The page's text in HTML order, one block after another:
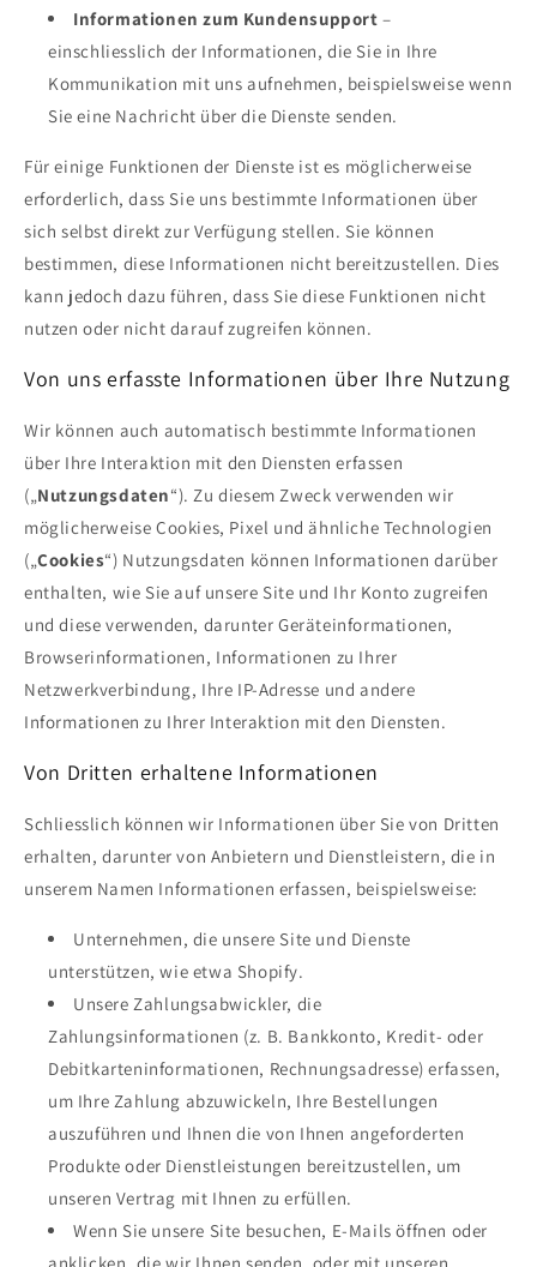
Informationen zum Kundensupport –
einschliesslich der Informationen, die Sie in Ihre
Kommunikation mit uns aufnehmen, beispielsweise wenn
Sie eine Nachricht über die Dienste senden.
Für einige Funktionen der Dienste ist es möglicherweise
erforderlich, dass Sie uns bestimmte Informationen über
sich selbst direkt zur Verfügung stellen. Sie können
bestimmen, diese Informationen nicht bereitzustellen. Dies
kann jedoch dazu führen, dass Sie diese Funktionen nicht
nutzen oder nicht darauf zugreifen können.
Von uns erfasste Informationen über Ihre Nutzung
Wir können auch automatisch bestimmte Informationen
über Ihre Interaktion mit den Diensten erfassen
(„Nutzungsdaten“). Zu diesem Zweck verwenden wir
möglicherweise Cookies, Pixel und ähnliche Technologien
(„Cookies“) Nutzungsdaten können Informationen darüber
enthalten, wie Sie auf unsere Site und Ihr Konto zugreifen
und diese verwenden, darunter Geräteinformationen,
Browserinformationen, Informationen zu Ihrer
Netzwerkverbindung, Ihre IP-Adresse und andere
Informationen zu Ihrer Interaktion mit den Diensten.
Von Dritten erhaltene Informationen
Schliesslich können wir Informationen über Sie von Dritten
erhalten, darunter von Anbietern und Dienstleistern, die in
unserem Namen Informationen erfassen, beispielsweise:
Unternehmen, die unsere Site und Dienste
unterstützen, wie etwa Shopify.
Unsere Zahlungsabwickler, die
Zahlungsinformationen (z. B. Bankkonto, Kredit- oder
Debitkarteninformationen, Rechnungsadresse) erfassen,
um Ihre Zahlung abzuwickeln, Ihre Bestellungen
auszuführen und Ihnen die von Ihnen angeforderten
Produkte oder Dienstleistungen bereitzustellen, um
unseren Vertrag mit Ihnen zu erfüllen.
Wenn Sie unsere Site besuchen, E-Mails öffnen oder